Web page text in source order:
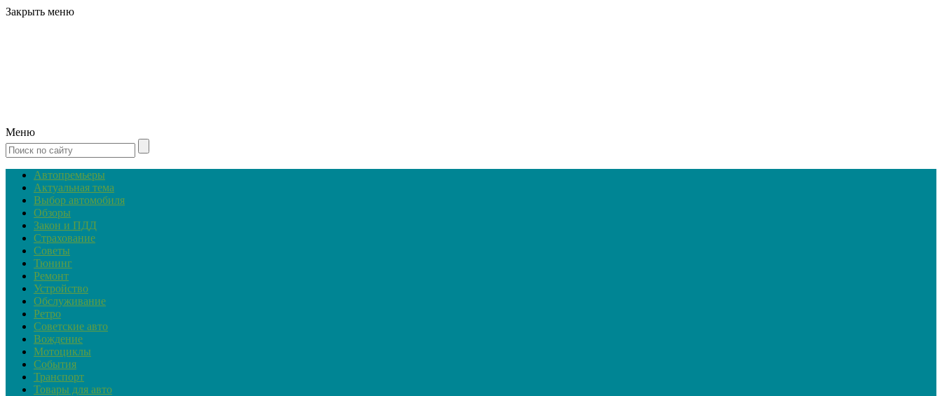
Закрыть меню
Меню
Автопремьеры
Актуальная тема
Выбор автомобиля
Обзоры
Закон и ПДД
Страхование
Советы
Тюнинг
Ремонт
Устройство
Обслуживание
Ретро
Советские авто
Вождение
Мотоциклы
События
Транспорт
Товары для авто